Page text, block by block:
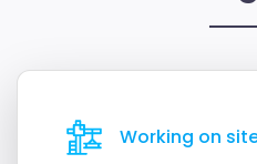
Working on